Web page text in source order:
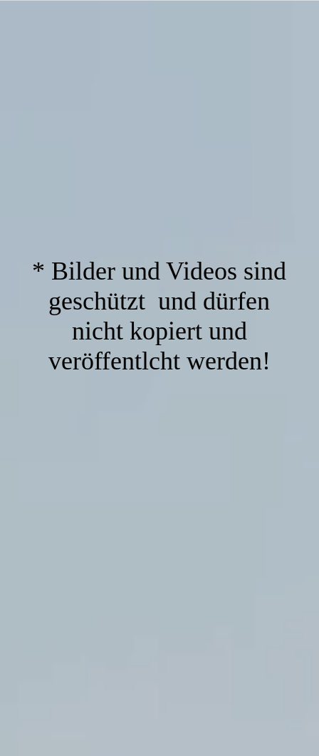
* Bilder und Videos sind
geschützt und dürfen
nicht kopiert und
veröffentlcht werden!